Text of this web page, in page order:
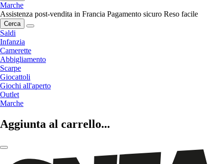
Marche
Assistenza post-vendita in Francia Pagamento sicuro Reso facile
Cerca
Saldi
Infanzia
Camerette
Abbigliamento
Scarpe
Giocattoli
Giochi all'aperto
Outlet
Marche
Aggiunta al carrello...